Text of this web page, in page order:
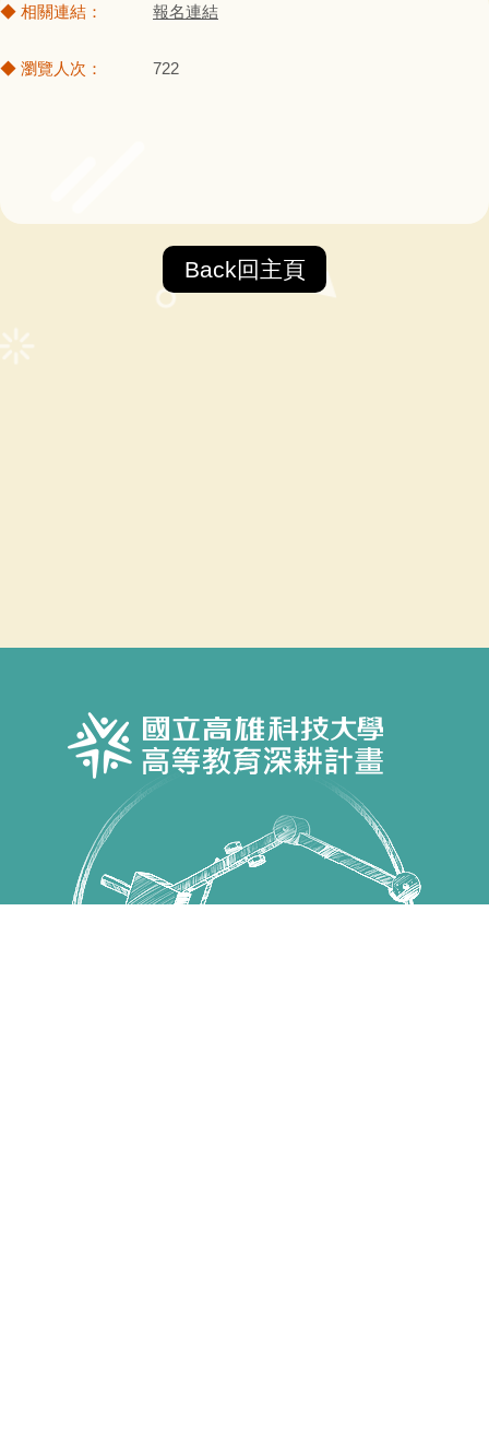
報名連結
722
Back回主頁